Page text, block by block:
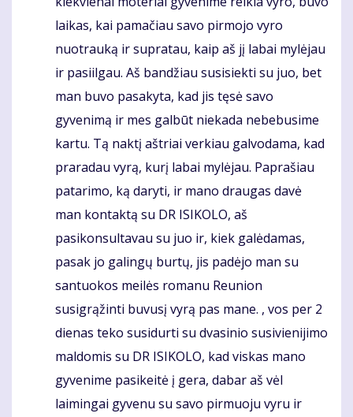
laikas, kai pamačiau savo pirmojo vyro
nuotrauką ir supratau, kaip aš jį labai mylėjau
ir pasiilgau. Aš bandžiau susisiekti su juo, bet
man buvo pasakyta, kad jis tęsė savo
gyvenimą ir mes galbūt niekada nebebusime
kartu. Tą naktį aštriai verkiau galvodama, kad
praradau vyrą, kurį labai mylėjau. Paprašiau
patarimo, ką daryti, ir mano draugas davė
man kontaktą su DR ISIKOLO, aš
pasikonsultavau su juo ir, kiek galėdamas,
pasak jo galingų burtų, jis padėjo man su
santuokos meilės romanu Reunion
susigrąžinti buvusį vyrą pas mane. , vos per 2
dienas teko susidurti su dvasinio susivienijimo
maldomis su DR ISIKOLO, kad viskas mano
gyvenime pasikeitė į gera, dabar aš vėl
laimingai gyvenu su savo pirmuoju vyru ir